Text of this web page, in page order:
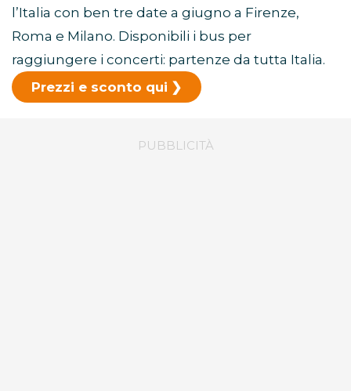
l’Italia con ben tre date a giugno a Firenze,
Roma e Milano. Disponibili i bus per
raggiungere i concerti: partenze da tutta Italia.
Prezzi e sconto qui